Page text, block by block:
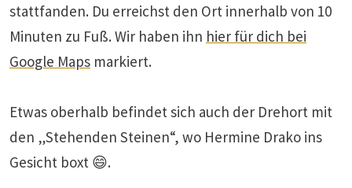
stattfanden. Du erreichst den Ort innerhalb von 10
Minuten zu Fuß. Wir haben ihn hier für dich bei
Google Maps markiert.
Etwas oberhalb befindet sich auch der Drehort mit
den „Stehenden Steinen“, wo Hermine Drako ins
Gesicht boxt 😄.